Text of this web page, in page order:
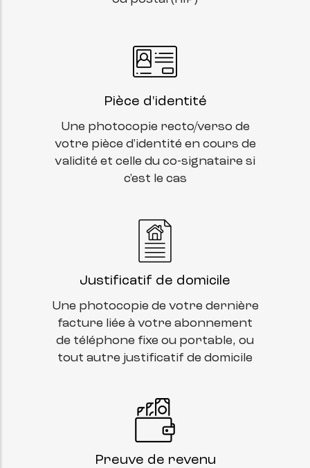
Pièce d'identité
Une photocopie recto/verso de
votre pièce d'identité en cours de
validité et celle du co-signataire si
c'est le cas
Justificatif de domicile
Une photocopie de votre dernière
facture liée à votre abonnement
de téléphone fixe ou portable, ou
tout autre justificatif de domicile
Preuve de revenu